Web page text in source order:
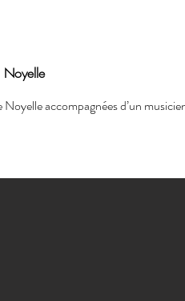
Noyelle
accompagnées d’un